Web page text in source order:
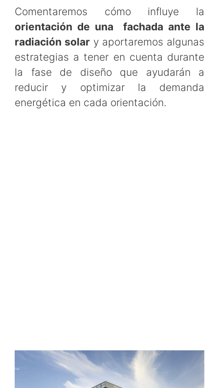
Comentaremos cómo influye la
orientación de una fachada ante la
radiación solar y aportaremos algunas
estrategias a tener en cuenta durante
la fase de diseño que ayudarán a
reducir y optimizar la demanda
energética en cada orientación.